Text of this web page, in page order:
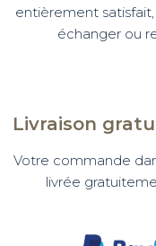
entièrement
échanger ou
Livraison
Votre commande
livrée